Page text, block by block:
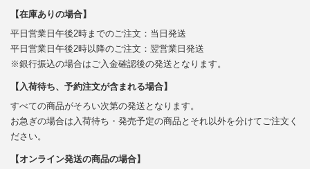
【在庫ありの場合】
平日営業日午後2時までのご注文：当日発送
平日営業日午後2時以降のご注文：翌営業日発送
※銀行振込の場合はご入金確認後の発送となります。
【入荷待ち、予約注文が含まれる場合】
すべての商品がそろい次第の発送となります。
お急ぎの場合は入荷待ち・発売予定の商品とそれ以外を分けてご注文く
ださい。
【オンライン発送の商品の場合】